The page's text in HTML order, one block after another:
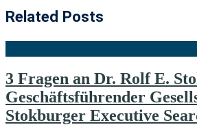
Related Posts
3 Fragen an Dr. Rolf E.
Geschäftsführender
Stokburger Executive